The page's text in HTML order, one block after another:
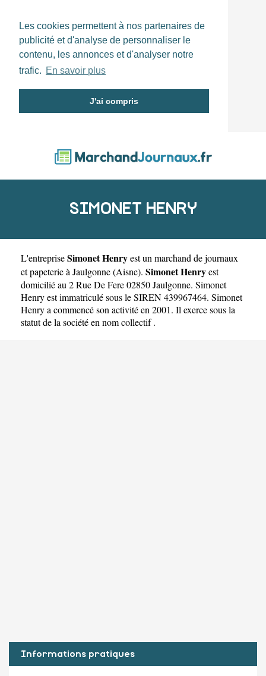
Les cookies permettent à nos partenaires de
publicité et d'analyse de personnaliser le
contenu, les annonces et d'analyser notre
trafic. En savoir plus
J'ai compris
SIMONET HENRY
L'entrepriseSimonet Henryest un marchand de journaux
et papeterie à Jaulgonne(Aisne). Simonet Henryest
domicilié au 2 Rue De Fere 02850 Jaulgonne. Simonet
Henry est immatriculé sous le SIREN 439967464. Simonet
Henry a commencé son activité en 2001. Il exerce sous la
statut de la société en nom collectif .
Informations pratiques